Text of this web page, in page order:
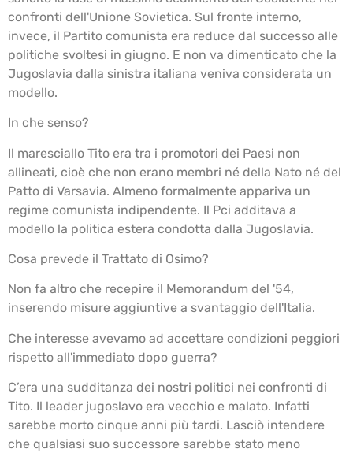
confronti dell'Unione Sovietica. Sul fronte interno,
invece, il Partito comunista era reduce dal successo alle
politiche svoltesi in giugno. E non va dimenticato che la
Jugoslavia dalla sinistra italiana veniva considerata un
modello.
In che senso?
Il maresciallo Tito era tra i promotori dei Paesi non
allineati, cioè che non erano membri né della Nato né del
Patto di Varsavia. Almeno formalmente appariva un
regime comunista indipendente. Il Pci additava a
modello la politica estera condotta dalla Jugoslavia.
Cosa prevede il Trattato di Osimo?
Non fa altro che recepire il Memorandum del '54,
inserendo misure aggiuntive a svantaggio dell'Italia.
Che interesse avevamo ad accettare condizioni peggiori
rispetto all'immediato dopo guerra?
C’era una sudditanza dei nostri politici nei confronti di
Tito. Il leader jugoslavo era vecchio e malato. Infatti
sarebbe morto cinque anni più tardi. Lasciò intendere
che qualsiasi suo successore sarebbe stato meno